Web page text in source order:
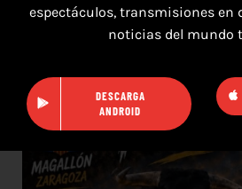
espectáculos, transmisiones en
noticias del mundo
DESCARGA
ANDROID